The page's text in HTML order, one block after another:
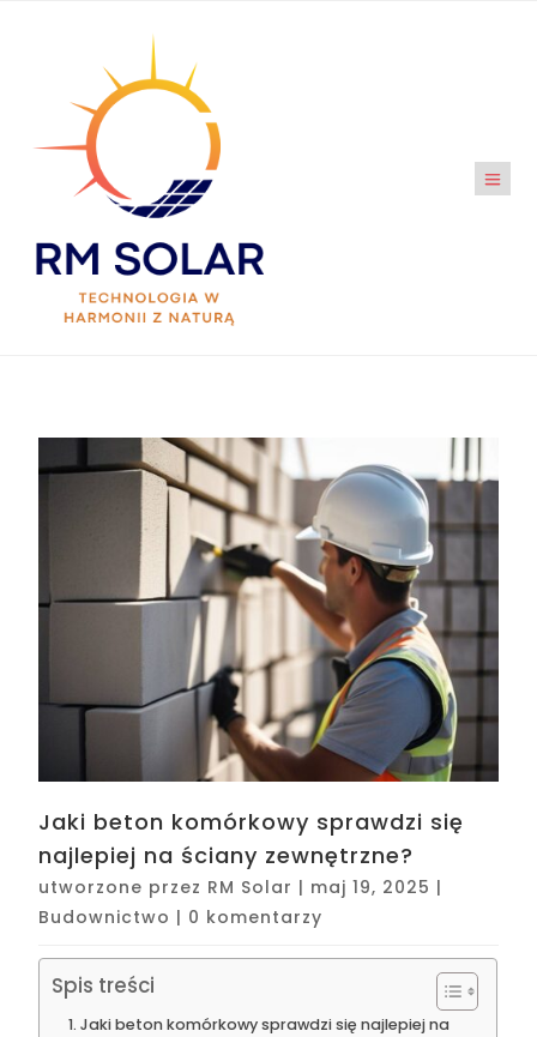
Jaki beton komórkowy sprawdzi się
najlepiej na ściany zewnętrzne?
utworzone przez RM Solar | maj 19, 2025 |
Budownictwo | 0 komentarzy
Spis treści
Jaki beton komórkowy sprawdzi się najlepiej na